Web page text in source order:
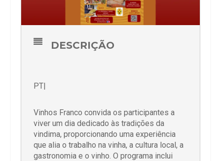
DESCRIÇÃO
PT|
Vinhos Franco convida os participantes a
viver um dia dedicado às tradições da
vindima, proporcionando uma experiência
que alia o trabalho na vinha, a cultura local, a
gastronomia e o vinho. O programa inclui